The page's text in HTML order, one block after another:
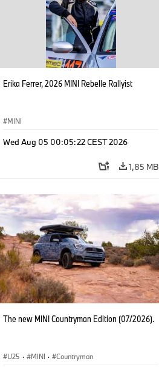
Erika Ferrer, 2026 MINI Rebelle Rallyist
MINI
Wed Aug 05 00:05:22 CEST 2026
1,85 MB
The new MINI Countryman Edition (07/2026).
U25 · MINI · Countryman